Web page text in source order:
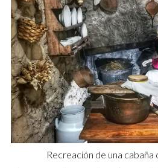
Recreación de una cabaña